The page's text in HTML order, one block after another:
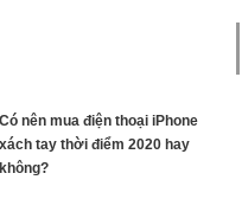
Có nên mua điện thoại iPhone
xách tay thời điểm 2020 hay
không?